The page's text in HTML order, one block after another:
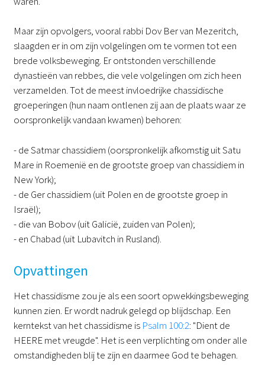
Maar zijn opvolgers, vooral rabbi Dov Ber van Mezeritch,
slaagden er in om zijn volgelingen om te vormen tot een
brede volksbeweging. Er ontstonden verschillende
dynastieën van rebbes, die vele volgelingen om zich heen
verzamelden. Tot de meest invloedrijke chassidische
groeperingen (hun naam ontlenen zij aan de plaats waar ze
oorspronkelijk vandaan kwamen) behoren:
- de Satmar chassidiem (oorspronkelijk afkomstig uit Satu
Mare in Roemenië en de grootste groep van chassidiem in
New York);
- de Ger chassidiem (uit Polen en de grootste groep in
Israël);
- die van Bobov (uit Galicië, zuiden van Polen);
- en Chabad (uit Lubavitch in Rusland).
Opvattingen
Het chassidisme zou je als een soort opwekkingsbeweging
kunnen zien. Er wordt nadruk gelegd op blijdschap. Een
kerntekst van het chassidisme is Psalm 100:2: "Dient de
HEERE met vreugde". Het is een verplichting om onder alle
omstandigheden blij te zijn en daarmee God te behagen.